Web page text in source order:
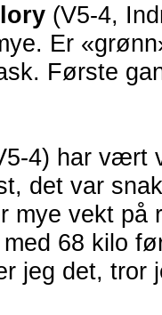
(V5-4,
Er
Første
4) har vært
det var
mye vekt på
68 kilo
jeg det, tror